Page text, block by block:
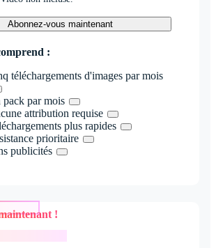
Abonnez-vous maintenant
:
téléchargements d'images par mois
pack par mois
attribution requise
plus rapides
prioritaire
publicités
!